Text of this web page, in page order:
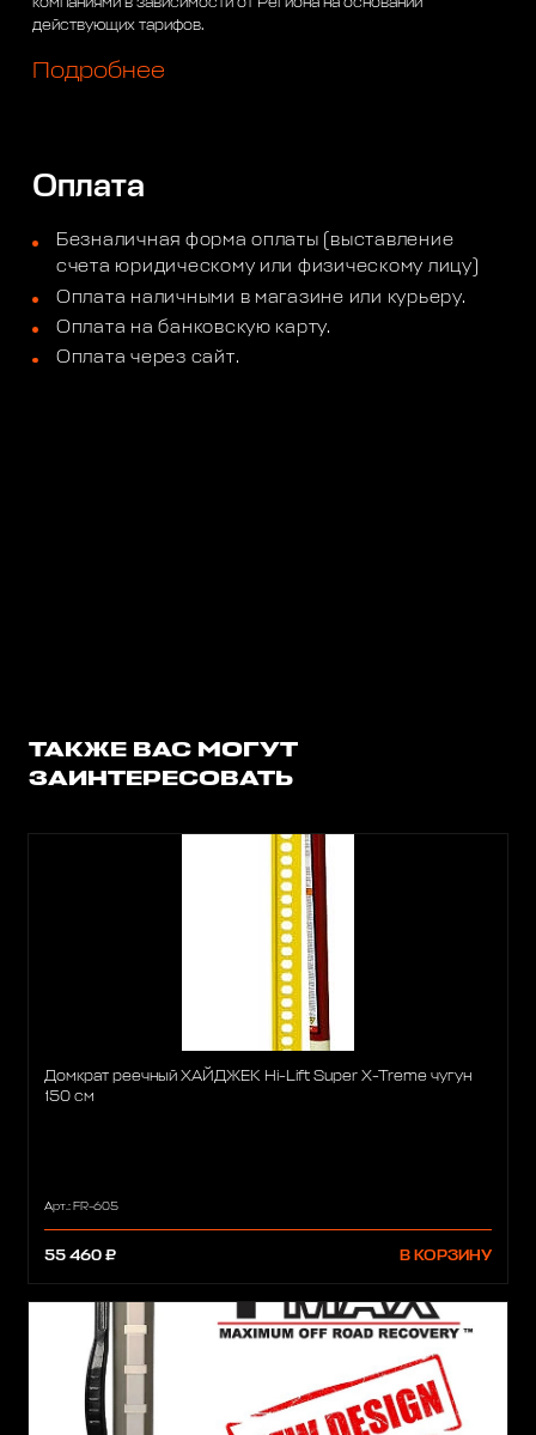
действующих тарифов.
Подробнее
Оплата
Безналичная форма оплаты (выставление
счета юридическому или физическому лицу)
Оплата наличными в магазине или курьеру.
Оплата на банковскую карту.
Оплата через сайт.
ТАКЖЕ ВАС МОГУТ
ЗАИНТЕРЕСОВАТЬ
Домкрат реечный ХАЙДЖЕК Hi-Lift Super X-Treme чугун
150 см
Арт.: FR-605
55 460 ₽ В КОРЗИНУ